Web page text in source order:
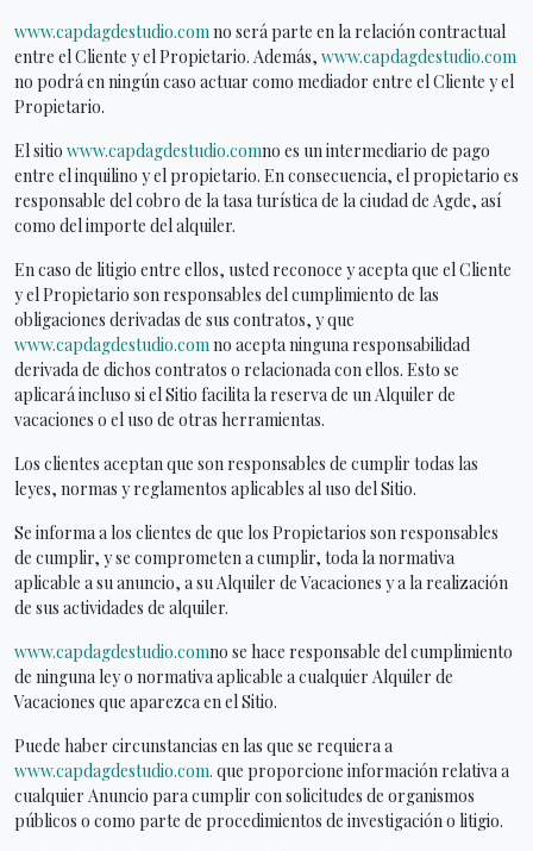
www.capdagdestudio.com no será parte en la relación contractual
entre el Cliente y el Propietario. Además, www.capdagdestudio.com
no podrá en ningún caso actuar como mediador entre el Cliente y el
Propietario.
El sitio www.capdagdestudio.comno es un intermediario de pago
entre el inquilino y el propietario. En consecuencia, el propietario es
responsable del cobro de la tasa turística de la ciudad de Agde, así
como del importe del alquiler.
En caso de litigio entre ellos, usted reconoce y acepta que el Cliente
y el Propietario son responsables del cumplimiento de las
obligaciones derivadas de sus contratos, y que
www.capdagdestudio.com no acepta ninguna responsabilidad
derivada de dichos contratos o relacionada con ellos. Esto se
aplicará incluso si el Sitio facilita la reserva de un Alquiler de
vacaciones o el uso de otras herramientas.
Los clientes aceptan que son responsables de cumplir todas las
leyes, normas y reglamentos aplicables al uso del Sitio.
Se informa a los clientes de que los Propietarios son responsables
de cumplir, y se comprometen a cumplir, toda la normativa
aplicable a su anuncio, a su Alquiler de Vacaciones y a la realización
de sus actividades de alquiler.
www.capdagdestudio.comno se hace responsable del cumplimiento
de ninguna ley o normativa aplicable a cualquier Alquiler de
Vacaciones que aparezca en el Sitio.
Puede haber circunstancias en las que se requiera a
www.capdagdestudio.com. que proporcione información relativa a
cualquier Anuncio para cumplir con solicitudes de organismos
públicos o como parte de procedimientos de investigación o litigio.